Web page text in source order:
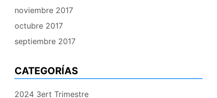
noviembre 2017
octubre 2017
septiembre 2017
CATEGORÍAS
2024 3ert Trimestre